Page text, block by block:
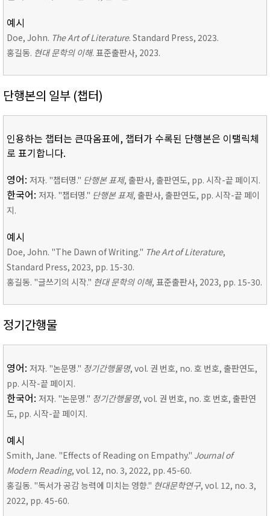
예시
Doe, John. The Art of Literature. Standard Press, 2023.
홍길동. 현대 문학의 이해. 표준출판사, 2023.
단행본의 일부 (챕터)
인용하는 챕터는 큰따옴표에, 챕터가 수록된 단행본은 이탤릭체
로 표기합니다.
영어: 저자. "챕터명." 단행본 표제, 출판사, 출판연도, pp. 시작-끝 페이지.
한국어: 저자. "챕터명." 단행본 표제, 출판사, 출판연도, pp. 시작-끝 페이
지.
예시
Doe, John. "The Dawn of Writing." The Art of Literature,
Standard Press, 2023, pp. 15-30.
홍길동. "글쓰기의 시작." 현대 문학의 이해, 표준출판사, 2023, pp. 15-30.
정기간행물
영어: 저자. "논문명." 정기간행물명, vol. 권 번호, no. 호 번호, 출판연도,
pp. 시작-끝 페이지.
한국어: 저자. "논문명." 정기간행물명, vol. 권 번호, no. 호 번호, 출판연
도, pp. 시작-끝 페이지.
예시
Smith, Jane. "Effects of Reading on Empathy." Journal of
Modern Reading, vol. 12, no. 3, 2022, pp. 45-60.
홍길동. "독서가 공감 능력에 미치는 영향." 현대문학연구, vol. 12, no. 3,
2022, pp. 45-60.